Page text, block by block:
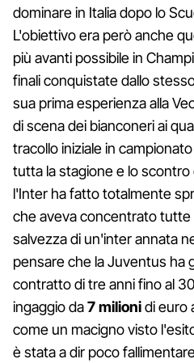
dominare in Italia dopo lo
L'obiettivo era però anche
più avanti possibile in
finali conquistate dallo
sua prima esperienza alla
di scena dei bianconeri ai
tracollo iniziale in
tutta la stagione e lo
l'Inter ha fatto totalmente
che aveva concentrato tutte
salvezza di un'inter annata
pensare che la Juventus ha
contratto di tre anni fino al
ingaggio da7 milionidi euro
come un macigno visto
è stata a dir poco